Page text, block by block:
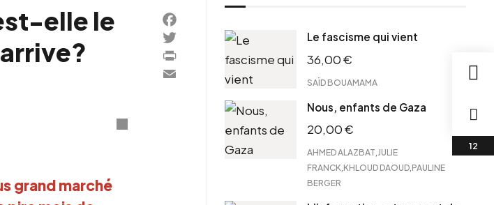
elle le
grand marché
Facebook
Twitter
PrintFriendly
Email
Le fascisme qui vient
36,00€
SAÏD BOUAMAMA
Nous, enfants de Gaza
20,00€
AHMED ALAZBAT JULIE
FRANCK KHLOUD DAOUD PAULINE
BERGER